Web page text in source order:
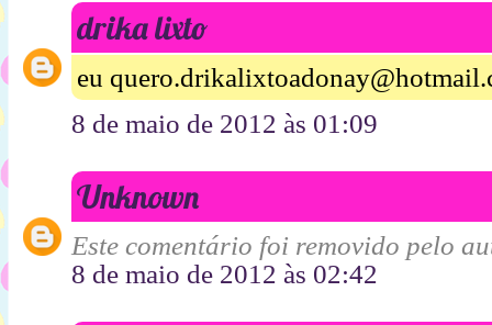
drika lixto
eu
8 de maio de 2012 às 01:09
Unknown
Este comentário foi removido pelo
8 de maio de 2012 às 02:42